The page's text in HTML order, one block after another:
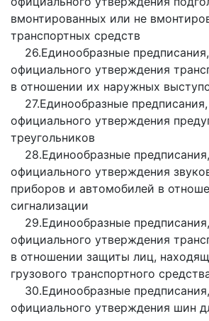
вмонтированных или не
транспортных средств
26.Единообразные
официального утверждения
в отношении их наружных
27.Единообразные
официального утверждения
треугольников
28.Единообразные
официального утверждения
приборов и автомобилей в
сигнализации
29.Единообразные
официального утверждения
в отношении защиты лиц,
грузового транспортного
30.Единообразные
официального утверждения шин